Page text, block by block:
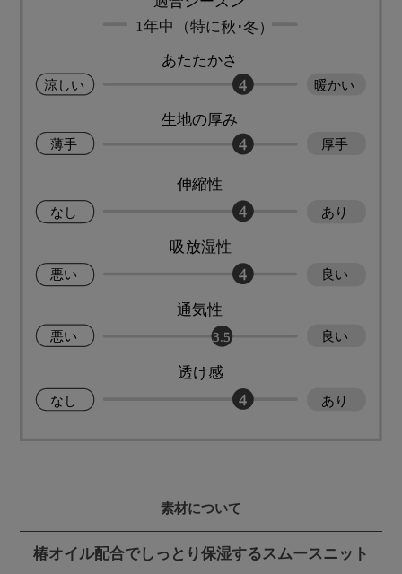
素材について
椿オイル配合でしっとり保湿するスムースニット